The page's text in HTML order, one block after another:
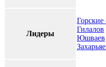
Лидеры
Гилалов
Юшваев